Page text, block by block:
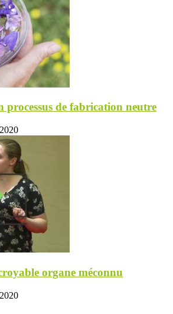
processus de fabrication neutre
organe méconnu